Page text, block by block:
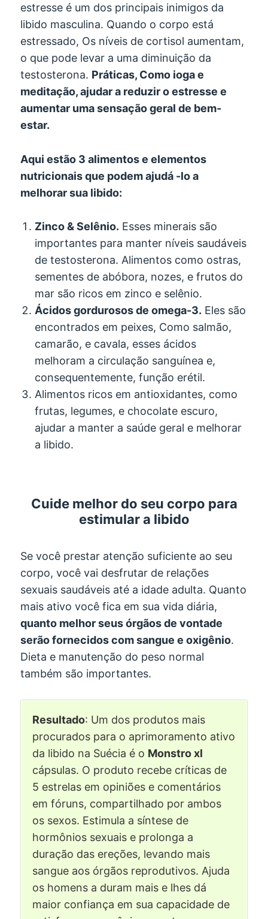
estresse é um dos principais inimigos da
libido masculina. Quando o corpo está
estressado, Os níveis de cortisol aumentam,
o que pode levar a uma diminuição da
testosterona. Práticas, Como ioga e
meditação, ajudar a reduzir o estresse e
aumentar uma sensação geral de bem-
estar.
Aqui estão 3 alimentos e elementos
nutricionais que podem ajudá -lo a
melhorar sua libido:
Zinco & Selênio. Esses minerais são
importantes para manter níveis saudáveis
​​de testosterona. Alimentos como ostras,
sementes de abóbora, nozes, e frutos do
mar são ricos em zinco e selênio.
Ácidos gordurosos de omega-3. Eles são
encontrados em peixes, Como salmão,
camarão, e cavala, esses ácidos
melhoram a circulação sanguínea e,
consequentemente, função erétil.
Alimentos ricos em antioxidantes, como
frutas, legumes, e chocolate escuro,
ajudar a manter a saúde geral e melhorar
a libido.
Cuide melhor do seu corpo para
estimular a libido
Se você prestar atenção suficiente ao seu
corpo, você vai desfrutar de relações
sexuais saudáveis ​​até a idade adulta. Quanto
mais ativo você fica em sua vida diária,
quanto melhor seus órgãos de vontade
serão fornecidos com sangue e oxigênio.
Dieta e manutenção do peso normal
também são importantes.
Resultado: Um dos produtos mais
procurados para o aprimoramento ativo
da libido na Suécia é o Monstro xl
cápsulas. O produto recebe críticas de
5 estrelas em opiniões e comentários
em fóruns, compartilhado por ambos
os sexos. Estimula a síntese de
hormônios sexuais e prolonga a
duração das ereções, levando mais
sangue aos órgãos reprodutivos. Ajuda
os homens a duram mais e lhes dá
maior confiança em sua capacidade de